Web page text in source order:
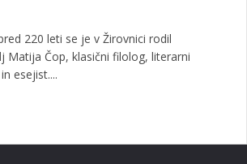
220 leti se je v Žirovnici rodil
Matija Čop, klasični filolog, literarni
esejist....